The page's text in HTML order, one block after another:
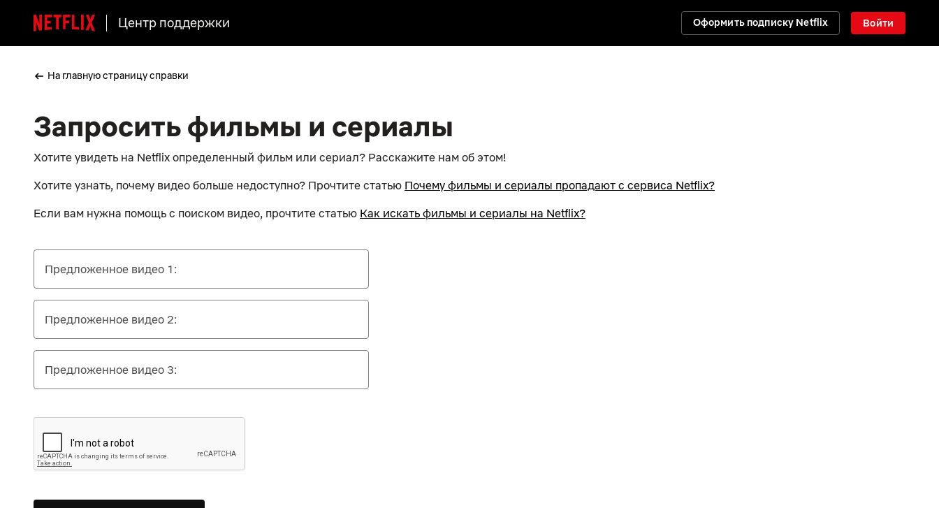
Центр поддержки Оформить подписку Netflix Войти
На главную страницу справки
Запросить фильмы и сериалы
Хотите увидеть на Netflix определенный фильм или сериал? Расскажите нам об этом!
Хотите узнать, почему видео больше недоступно? Прочтите статью Почему фильмы и сериалы пропадают с сервиса Netflix?
Если вам нужна помощь с поиском видео, прочтите статью Как искать фильмы и сериалы на Netflix?
Предложенное видео 1:
Предложенное видео 2:
Предложенное видео 3: